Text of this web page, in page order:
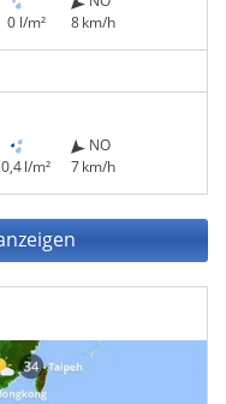
0 l/m²
8 km/h
0,4 l/m²
NO
7 km/h